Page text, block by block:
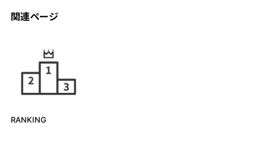
関連ページ
RANKING